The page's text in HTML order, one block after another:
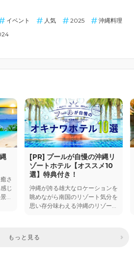
イベント 人気 2025
沖縄料理
さ
じ
...
[PR] プールが自慢の沖縄リ
ゾートホテル【オススメ10
選】特典付き！
沖縄が誇る雄大なロケーションを
眺めながら南国のリゾート気分を
思い存分味わえる沖縄のリゾー...
もっと見る